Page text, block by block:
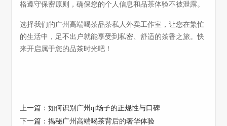
格遵守保密原则，确保您的个人信息和品茶体验不被泄露。
选择我们的广州高端喝茶品茶私人外卖工作室，让您在繁忙
的生活中，足不出户就能享受到私密、舒适的茶香之旅。快
来开启属于您的品茶时光吧！
上一篇：如何识别广州qt场子的正规性与口碑
下一篇：揭秘广州高端喝茶背后的奢华体验